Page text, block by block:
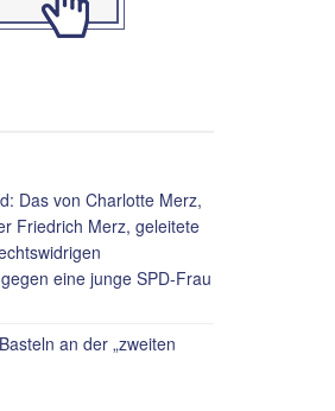
Das von Charlotte Merz,
Friedrich Merz, geleitete
eine junge SPD-Frau
an der „zweiten